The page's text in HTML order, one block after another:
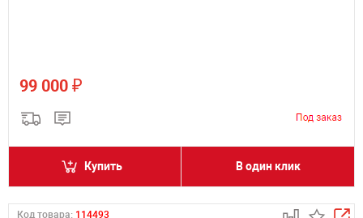
99 000 ₽
Купить В один клик
Код товара: 114493